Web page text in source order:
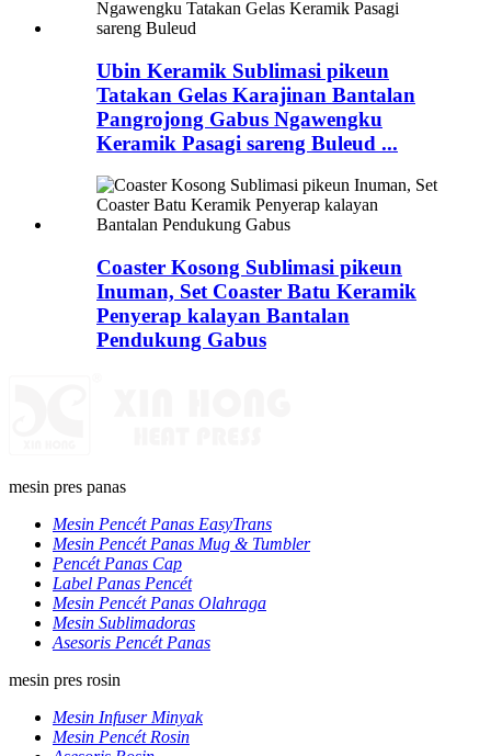
Ubin Keramik Sublimasi pikeun
Tatakan Gelas Karajinan Bantalan
Pangrojong Gabus Ngawengku
Keramik Pasagi sareng Buleud ...
Coaster Kosong Sublimasi pikeun
Inuman, Set Coaster Batu Keramik
Penyerap kalayan Bantalan
Pendukung Gabus
mesin pres panas
Mesin Pencét Panas EasyTrans
Mesin Pencét Panas Mug & Tumbler
Pencét Panas Cap
Label Panas Pencét
Mesin Pencét Panas Olahraga
Mesin Sublimadoras
Asesoris Pencét Panas
mesin pres rosin
Mesin Infuser Minyak
Mesin Pencét Rosin